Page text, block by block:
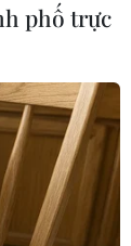
vận
phố trực